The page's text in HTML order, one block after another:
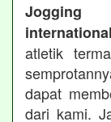
international
atletik
dapat
dari kami.